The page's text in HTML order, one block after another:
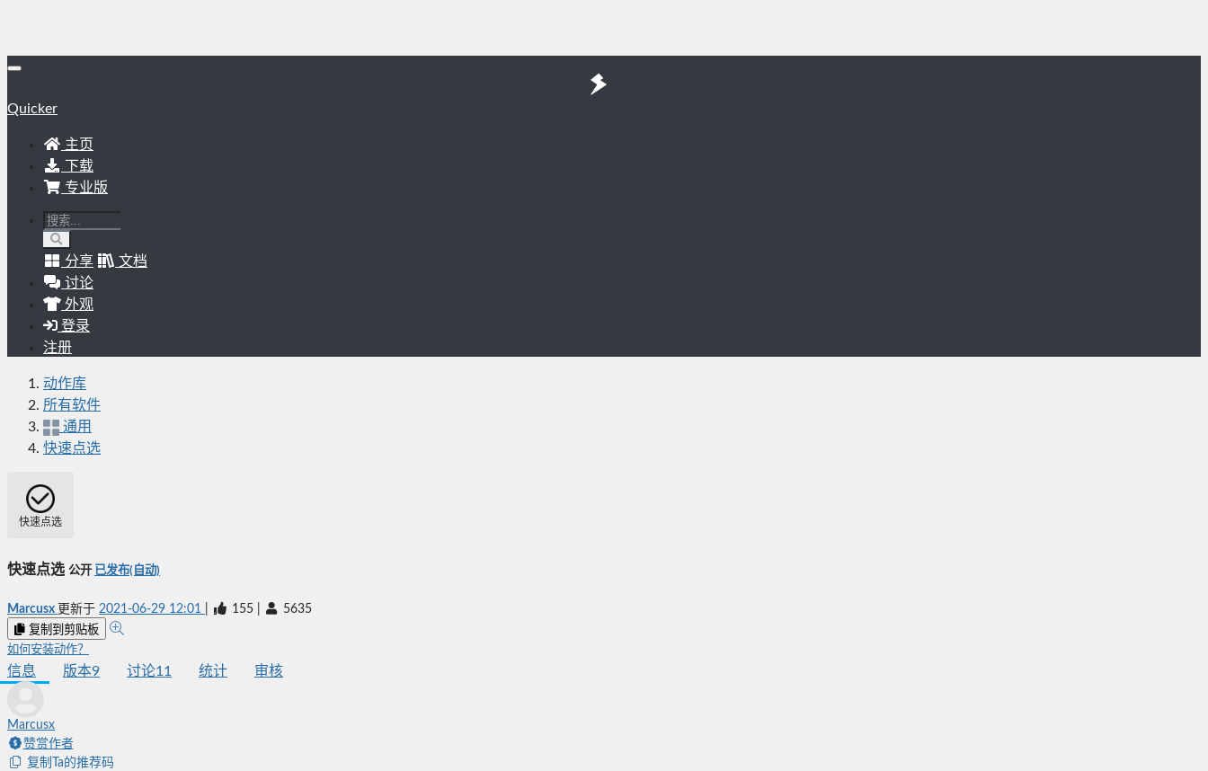
Quicker
主页
下载
专业版
分享
文档
讨论
外观
登录
注册
动作库
所有软件
通用
快速点选
快速点选
快速点选 公开 已发布(自动)
Marcusx 更新于 2021-06-29 12:01 155 5635
复制到剪贴板
如何安装动作？
信息 版本9 讨论11 统计 审核
Marcusx
赞赏作者
复制Ta的推荐码